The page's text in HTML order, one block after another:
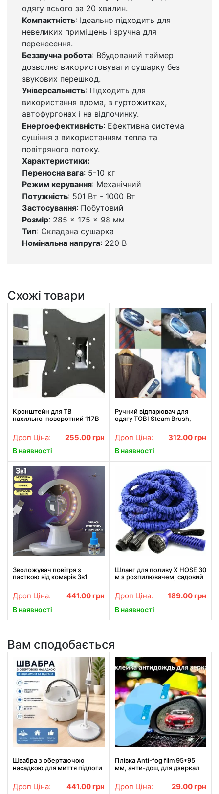
одягу всього за 20 хвилин.
Компактність: Ідеально підходить для
невеликих приміщень і зручна для
перенесення.
Беззвучна робота: Вбудований таймер
дозволяє використовувати сушарку без
звукових перешкод.
Універсальність: Підходить для
використання вдома, в гуртожитках,
автофургонах і на відпочинку.
Енергоефективність: Ефективна система
сушіння з використанням тепла та
повітряного потоку.
Характеристики:
Переносна вага: 5-10 кг
Режим керування: Механічний
Потужність: 501 Вт - 1000 Вт
Застосування: Побутовий
Розмір: 285 x 175 x 98 мм
Тип: Складана сушарка
Номінальна напруга: 220 В
Схожі товари
Кронштейн для ТВ
нахильно-поворотний 117B
Дроп Ціна: 255.00 грн
В наявності
Ручний відпарювач для
одягу TOBI Steam Brush,
праска
Дроп Ціна: 312.00 грн
В наявності
Зволожувач повітря з
пасткою від комарів 3в1
москітна лампа з підсвіткою
ONL
Дроп Ціна: 441.00 грн
В наявності
Шланг для поливу X HOSE 30
м з розпилювачем, садовий
саду СИНІЙ
Дроп Ціна: 189.00 грн
В наявності
Вам сподобається
Швабра з обертаючою
насадкою для миття підлоги
Дроп Ціна: 441.00 грн
Плівка Anti-fog film 95*95
мм, анти-дощ для дзеркал
плівка від води бликів та
бруду
Дроп Ціна: 29.00 грн